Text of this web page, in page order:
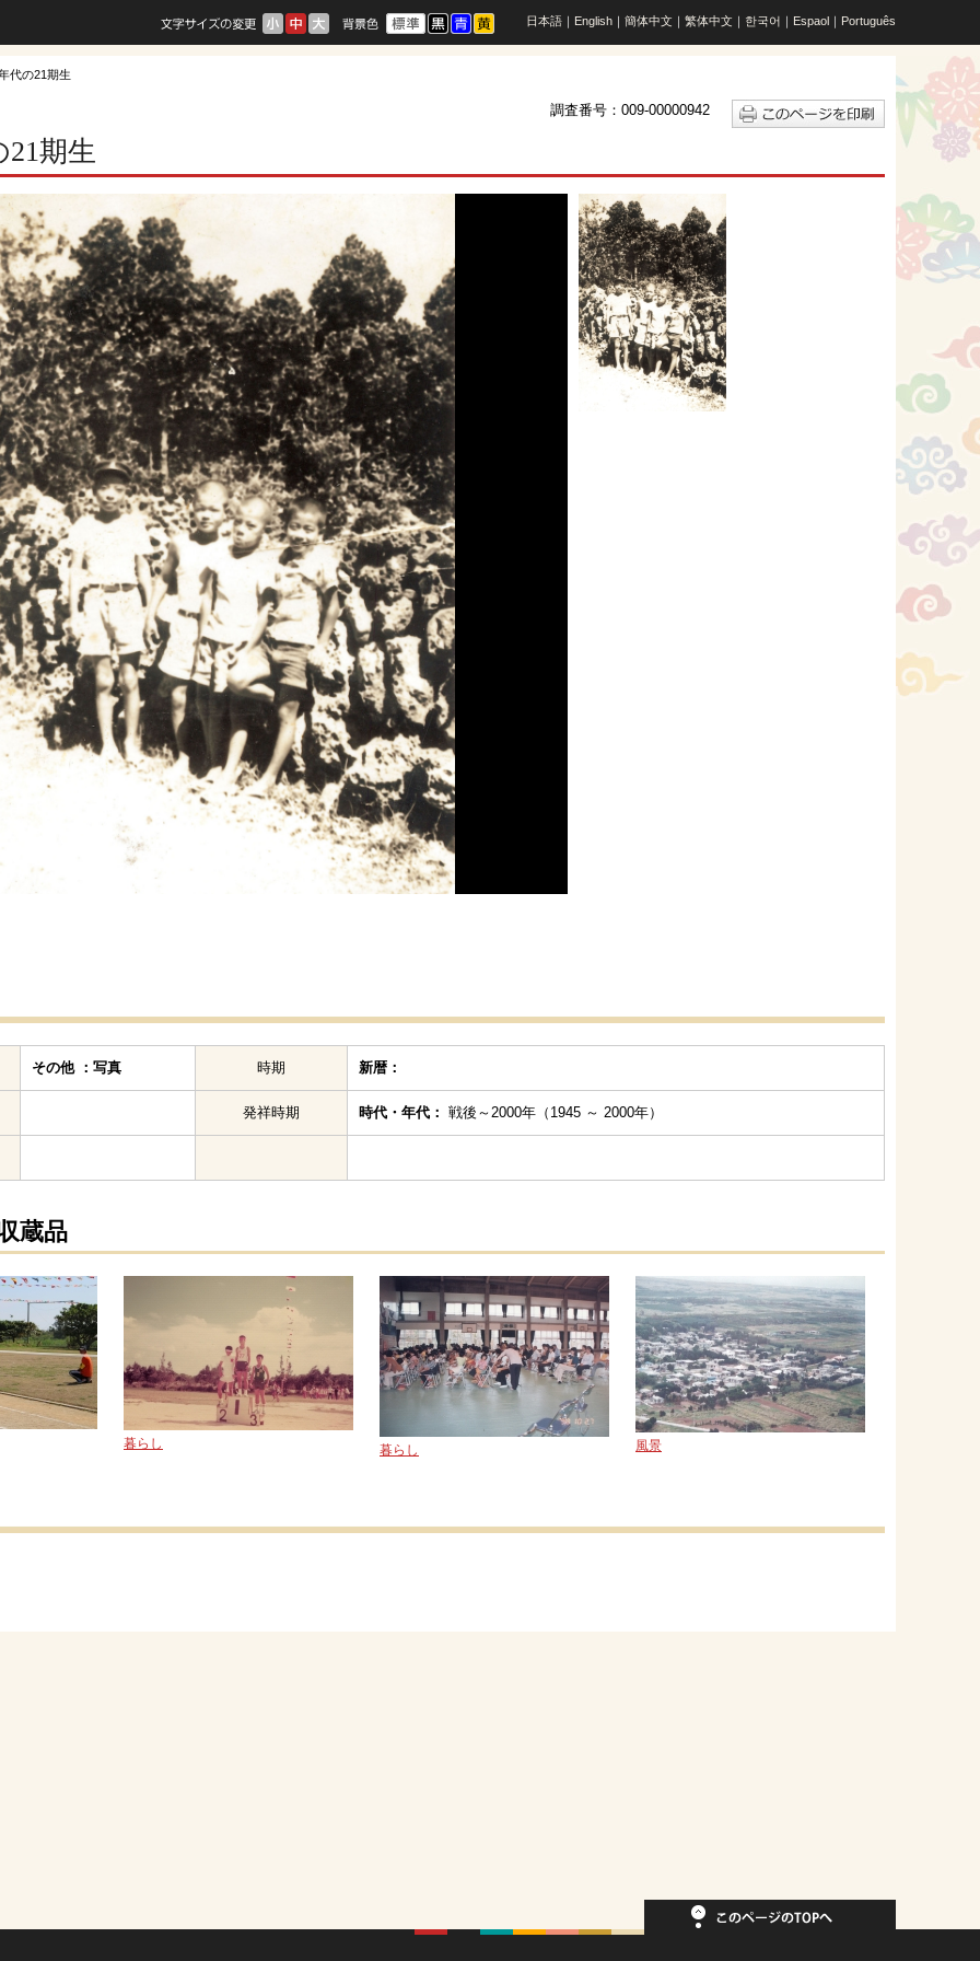
日本語 ｜ English ｜ 簡体中文 ｜ 繁体中文 ｜ 한국어 ｜ Espaol ｜ Português
代の21期生
調査番号：009-00000942
21期生
その他 ：写真 時期 新暦：
発祥時期 時代・年代： 戦後～2000年（1945 ～ 2000年）
蔵品
暮らし 暮らし 風景